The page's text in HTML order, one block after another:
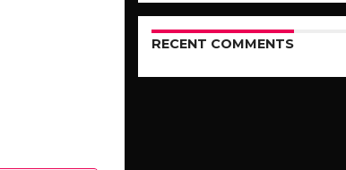
RECENT COMMENTS